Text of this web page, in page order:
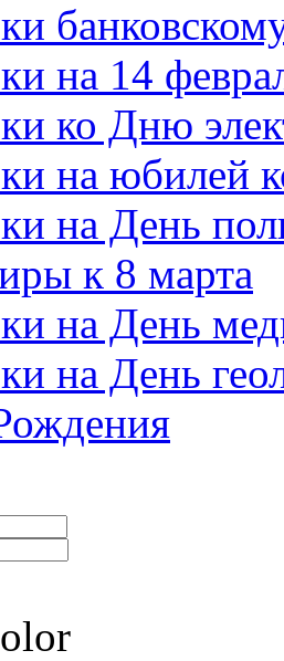
на 14
ко Дню
на юбилей
на День
к 8 марта
на День
на День